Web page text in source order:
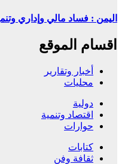
اليمن : فساد مالي وإداري
اقسام الموقع
أخبار وتقارير
محليات
دولية
اقتصاد وتنمية
حوارات
كتابات
ثقافة وفن